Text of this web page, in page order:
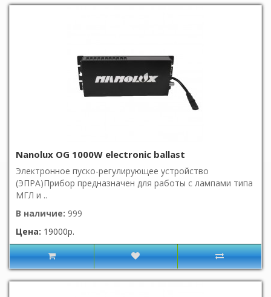
Nanolux OG 1000W electronic ballast
Электронное пуско-регулирующее устройство
(ЭПРА)Прибор предназначен для работы с лампами типа
МГЛ и ..
В наличие: 999
Цена: 19000р.